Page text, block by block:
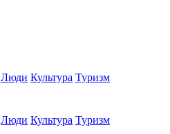
Люди Культура Туризм
Люди Культура Туризм